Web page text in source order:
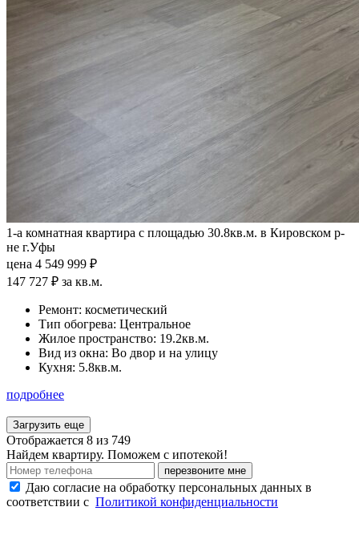
1-а комнатная квартира с площадью 30.8кв.м. в Кировском р-
не г.Уфы
цена 4 549 999 ₽
147 727 ₽ за кв.м.
Ремонт: косметический
Тип обогрева: Центральное
Жилое пространство: 19.2кв.м.
Вид из окна: Во двор и на улицу
Кухня: 5.8кв.м.
подробнее
Загрузить еще
Отображается 8 из 749
Найдем квартиру. Поможем с ипотекой!
перезвоните мне
Даю согласие на обработку персональных данных в
соответствии с Политикой конфиденциальности